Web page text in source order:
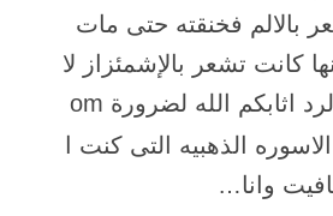
بالالم فخنقته حتى مات
كانت تشعر بالإشمئزاز لا
الخوف منه ارجو الرد اثابكم الله لضرورة om
الذهبيه التى كنت ا
وانا…